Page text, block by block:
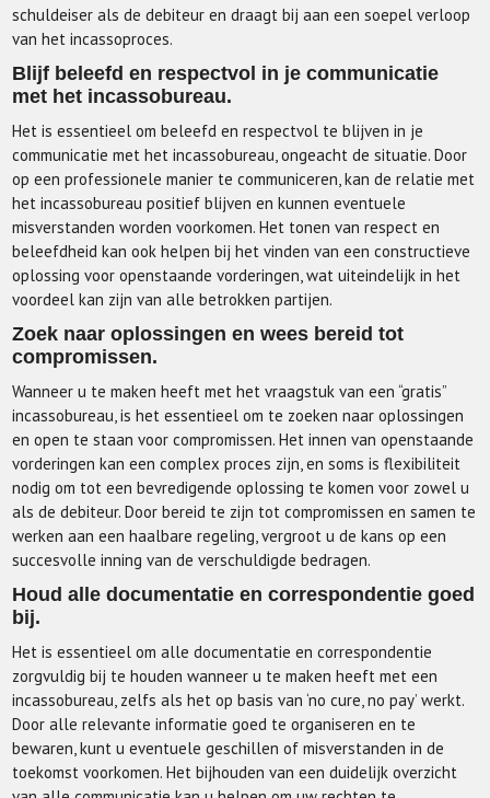
schuldeiser als de debiteur en draagt bij aan een soepel verloop
van het incassoproces.
Blijf beleefd en respectvol in je communicatie
met het incassobureau.
Het is essentieel om beleefd en respectvol te blijven in je
communicatie met het incassobureau, ongeacht de situatie. Door
op een professionele manier te communiceren, kan de relatie met
het incassobureau positief blijven en kunnen eventuele
misverstanden worden voorkomen. Het tonen van respect en
beleefdheid kan ook helpen bij het vinden van een constructieve
oplossing voor openstaande vorderingen, wat uiteindelijk in het
voordeel kan zijn van alle betrokken partijen.
Zoek naar oplossingen en wees bereid tot
compromissen.
Wanneer u te maken heeft met het vraagstuk van een “gratis”
incassobureau, is het essentieel om te zoeken naar oplossingen
en open te staan voor compromissen. Het innen van openstaande
vorderingen kan een complex proces zijn, en soms is flexibiliteit
nodig om tot een bevredigende oplossing te komen voor zowel u
als de debiteur. Door bereid te zijn tot compromissen en samen te
werken aan een haalbare regeling, vergroot u de kans op een
succesvolle inning van de verschuldigde bedragen.
Houd alle documentatie en correspondentie goed
bij.
Het is essentieel om alle documentatie en correspondentie
zorgvuldig bij te houden wanneer u te maken heeft met een
incassobureau, zelfs als het op basis van ‘no cure, no pay’ werkt.
Door alle relevante informatie goed te organiseren en te
bewaren, kunt u eventuele geschillen of misverstanden in de
toekomst voorkomen. Het bijhouden van een duidelijk overzicht